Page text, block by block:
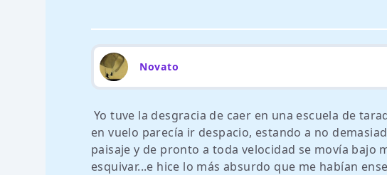
Novato
Yo tuve la desgracia de caer en una escuela de
en vuelo parecía ir despacio, estando a no
paisaje y de pronto a toda velocidad se movía bajo
esquivar...e hice lo más absurdo que me habían